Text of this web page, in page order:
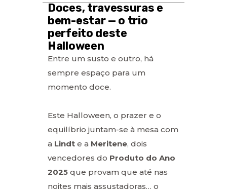
Doces, travessuras e
bem-estar — o trio
perfeito deste
Halloween
Entre um susto e outro, há
sempre espaço para um
momento doce.
Este Halloween, o prazer e o
equilíbrio juntam-se à mesa com
a Lindt e a Meritene, dois
vencedores do Produto do Ano
2025 que provam que até nas
noites mais assustadoras… o